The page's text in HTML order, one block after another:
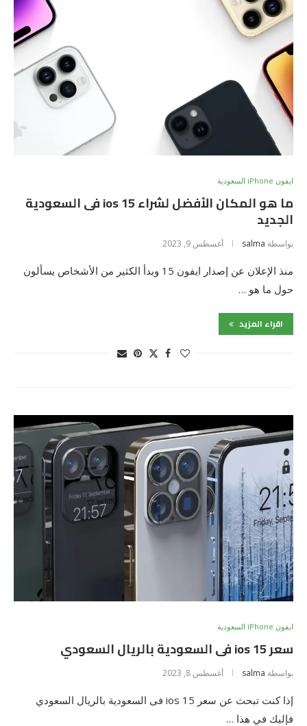
ايفون iPhone السعودية
ما هو المكان الأفضل لشراء ios 15 فى السعودية
الجديد
بواسطة salma أغسطس 9, 2023
منذ الإعلان عن إصدار ايفون 15 وبدأ الكثير من الأشخاص يسألون
حول ما هو …
اقراء المزيد
ايفون iPhone السعودية
سعر ios 15 فى السعودية بالريال السعودي
بواسطة salma أغسطس 8, 2023
إذا كنت تبحث عن سعر ios 15 فى السعودية بالريال السعودي
فإليك في هذا …